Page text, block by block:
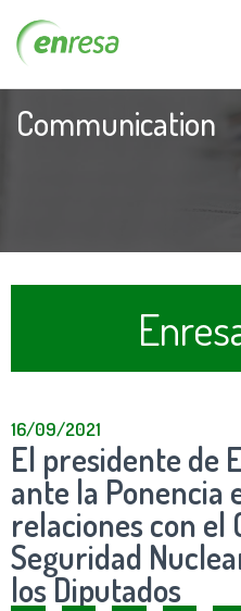
Communication
16/09/2021
El presidente de
ante la Ponencia
relaciones con el
Seguridad
los Diputados